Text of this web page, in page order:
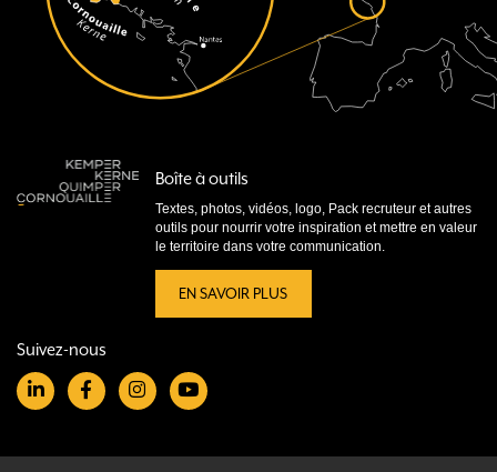
Boîte à outils
Textes, photos, vidéos, logo, Pack recruteur et autres
outils pour nourrir votre inspiration et mettre en valeur
le territoire dans votre communication.
EN SAVOIR PLUS
Suivez-nous